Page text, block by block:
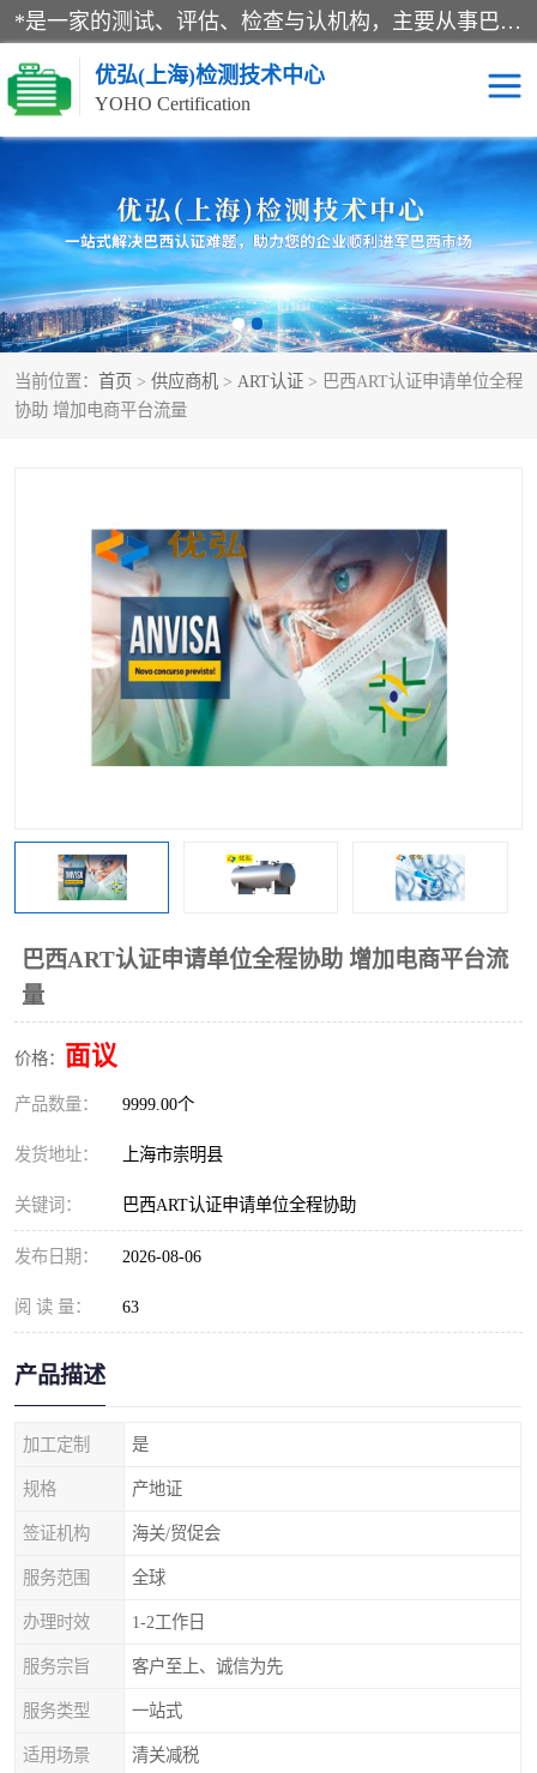
*是一家的测试、评估、检查与认机构，主要从事巴西NR10认证、NR12认证、NR13认证；ANATEL认证、INMTRO认证，欧盟CE认证：MD认证，PED认证，MID认证，ATEX认证，德国蓝色天使认证。
优弘(上海)检测技术中心
YOHO Certification
当前位置： 首页 > 供应商机 > ART认证 > 巴西ART认证申请单位全程
协助 增加电商平台流量
巴西ART认证申请单位全程协助 增加电商平台流
量
价格： 面议
产品数量： 9999.00个
发货地址： 上海市崇明县
关键词： 巴西ART认证申请单位全程协助
发布日期： 2026-08-06
阅 读 量： 63
产品描述
加工定制 是
规格 产地证
签证机构 海关/贸促会
服务范围 全球
办理时效 1-2工作日
服务宗旨 客户至上、诚信为先
服务类型 一站式
适用场景 清关减税
RECYCLASS认证 NR10认证
NR12认证 NR13认证
ART认证 巴西NR认证
巴西认证 RETIE认证